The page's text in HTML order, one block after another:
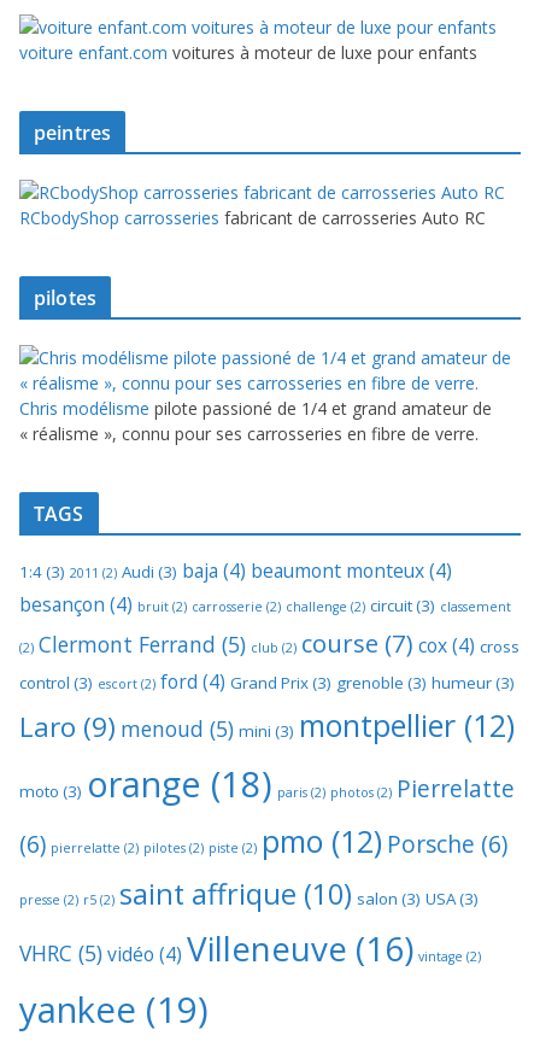
voiture enfant.com voitures à moteur de luxe pour enfants
peintres
RCbodyShop carrosseries fabricant de carrosseries Auto RC
pilotes
Chris modélisme pilote passioné de 1/4 et grand amateur de
« réalisme », connu pour ses carrosseries en fibre de verre.
TAGS
1:4(3) 2011 (2) Audi (3) baja (4) beaumont monteux(4)
besançon (4) bruit (2) carrosserie (2) challenge (2) circuit(3) classement
(2) Clermont Ferrand (5) club (2) course (7) cox(4) cross
control (3) escort (2) ford (4) Grand Prix(3) grenoble (3) humeur(3)
Laro (9) menoud (5) mini (3) montpellier (12)
moto (3) orange (18) paris (2) photos (2) Pierrelatte
(6) pierrelatte (2) pilotes (2) piste (2) pmo (12) Porsche (6)
presse (2) r5 (2) saint affrique (10) salon (3) USA(3)
VHRC (5)vidéo (4) Villeneuve (16) vintage (2)
yankee (19)